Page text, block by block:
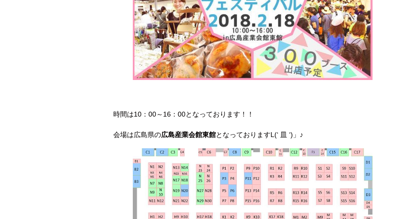
時間は10：00～16：00となっております！！
会場は広島県の広島産業会館東館となっておりますL(‘ 皿 ‘)」 ♪